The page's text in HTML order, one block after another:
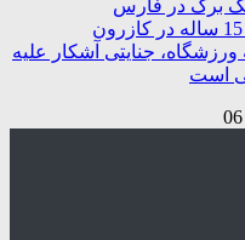
برگ در فارس
جنایتی آشکار علیه
است